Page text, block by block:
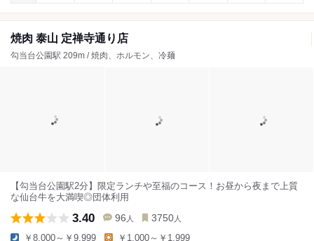
焼肉 泰山 定禅寺通り店
勾当台公園駅 209m / 焼肉、ホルモン、冷麺
【勾当台公園駅2分】限定ランチや至福のコース！お昼から夜まで上質
な仙台牛を大満喫◎団体利用
3.40 96 人 3750 人
￥8,000～￥9,999 ￥1,000～￥1,999